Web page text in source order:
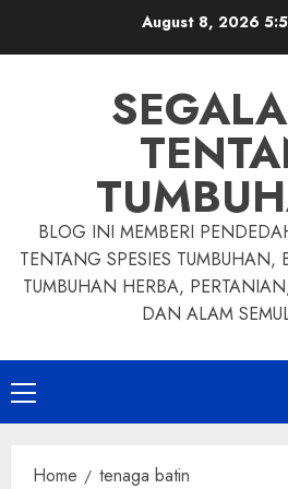
August 8, 2026
BLOG INI MEMBERI
TENTANG SPESIES
TUMBUHAN HERBA,
DAN ALAM
Primary
Menu
Home tenaga batin